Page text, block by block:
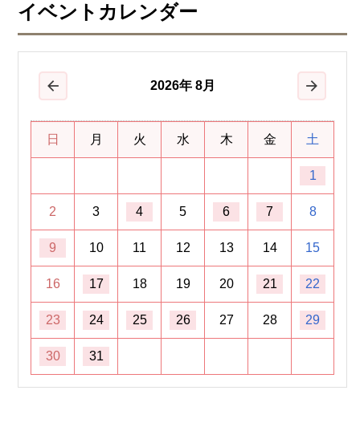
イベントカレンダー
前の月 次の月
2026年 8月
日 月 火 水 木 金 土
1
2 3 4 5 6 7 8
9 10 11 12 13 14 15
16 17 18 19 20 21 22
23 24 25 26 27 28 29
30 31